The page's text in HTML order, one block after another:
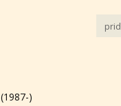
(1987-)